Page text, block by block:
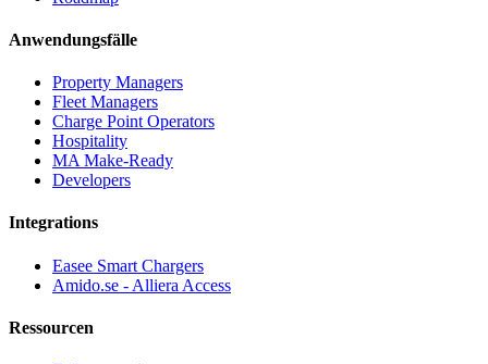
Anwendungsfälle
Property Managers
Fleet Managers
Charge Point Operators
Hospitality
MA Make-Ready
Developers
Integrations
Easee Smart Chargers
Amido.se - Alliera Access
Ressourcen